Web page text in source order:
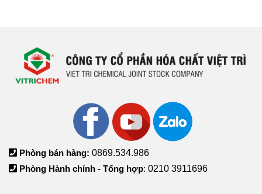
Phòng bán hàng: 0869.534.986
Phòng Hành chính - Tổng hợp: 0210 3911696